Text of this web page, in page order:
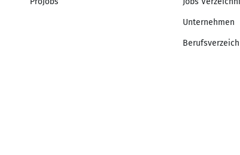
Unternehmen